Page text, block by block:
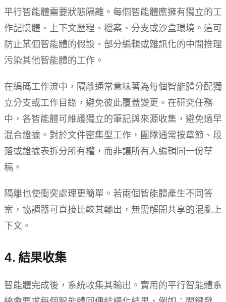
平行智能體需要狀態隔離。每個智能體應擁有獨立的工
作記憶體、上下文歷程、檔案、分支或沙盒環境。這可
防止某個智能體的假設、部分編輯或雜訊化的中間推理
污染其他智能體的工作。
在編碼工作流中，隔離通常意味著為每個智能體分配獨
立分支或工作目錄，避免彼此覆蓋變更。在研究任務
中，各智能體可維護獨立的筆記與來源收集，避免過早
混合證據。對於文件密集型工作，團隊通常按章節、段
落或證據表拆分所有權，而非讓所有人編輯同一份草
稿。
隔離也使衝突處理更簡單。若兩個智能體產生不同答
案，協調器可直接比較其輸出，無需解開共享的混亂上
下文。
4. 結果收集
智能體完成後，系統收集其輸出。實用的平行智能體系